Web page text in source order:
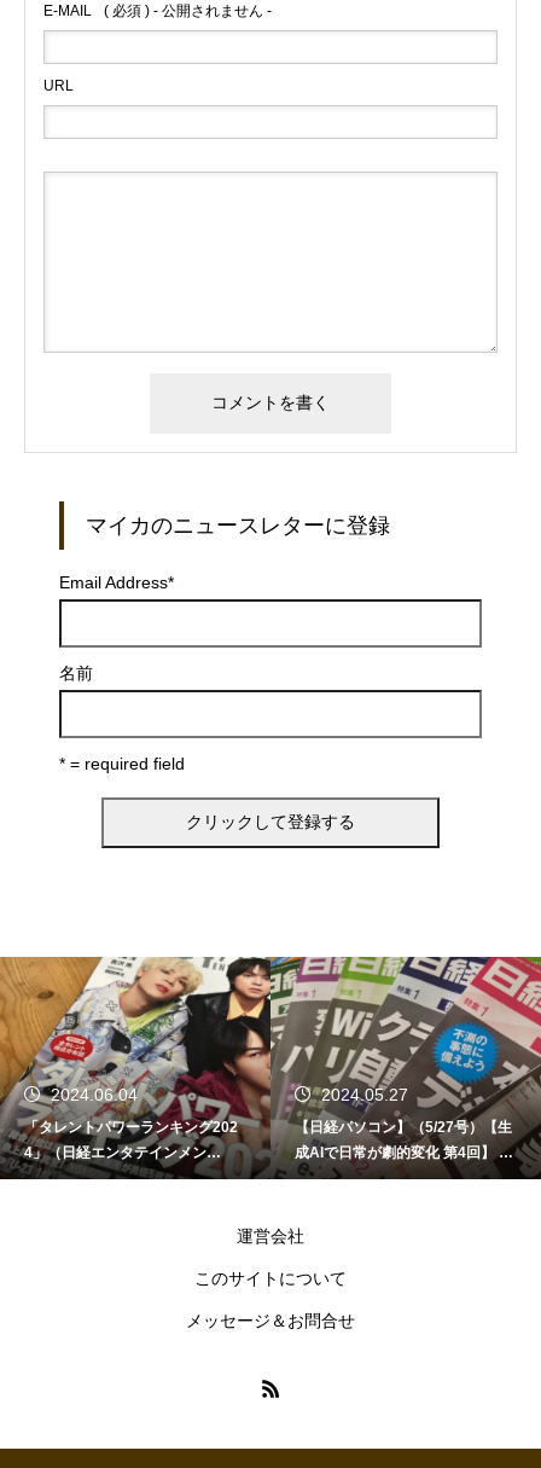
E-MAIL ( 必須 ) - 公開されません -
URL
マイカのニュースレターに登録
Email Address*
名前
* = required field
2024.06.04
「タレントパワーランキング202
4」（日経エンタテインメン
ト！）
2024.05.27
【日経パソコン】（5/27号）【生
成AIで日常が劇的変化 第4回】 AI
時代の趣味・エンターテインメン
運営会社
このサイトについて
メッセージ＆お問合せ